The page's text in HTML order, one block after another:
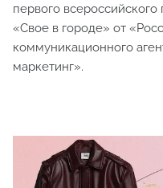
первого
«Свое в городе» от
коммуникационного
маркетинг».